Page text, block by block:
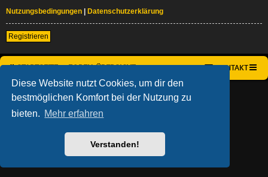
Diese Website nutzt Cookies, um dir den
bestmöglichen Komfort bei der Nutzung zu
bieten. Mehr erfahren
Verstanden!
Nutzungsbedingungen | Datenschutzerklärung
Registrieren
STARTSEITE FOREN-ÜBERSICHT KONTAKT
AÇIEEED! STYLE BYIAN BRADLEY
POWERED BY PHPBB ® FORUM SOFTWARE © PHPBB LIMITED
DEUTSCHE ÜBERSETZUNG DURCH